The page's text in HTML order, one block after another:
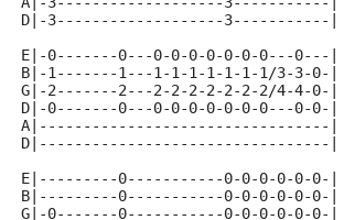
D|-3-------------------3-----------|
E|-0-------0---0-0-0-0-0-0-0---0---|
B|-1-------1---1-1-1-1-1-1-1/3-3-0-|
G|-2-------2---2-2-2-2-2-2-2/4-4-0-|
D|-0-------0---0-0-0-0-0-0-0---0-0-|
A|---------------------------------|
D|---------------------------------|
E|---------0-----------0-0-0-0-0-0-|
B|---------0-----------0-0-0-0-0-0-|
G|-0-------0-----------0-0-0-0-0-0-|